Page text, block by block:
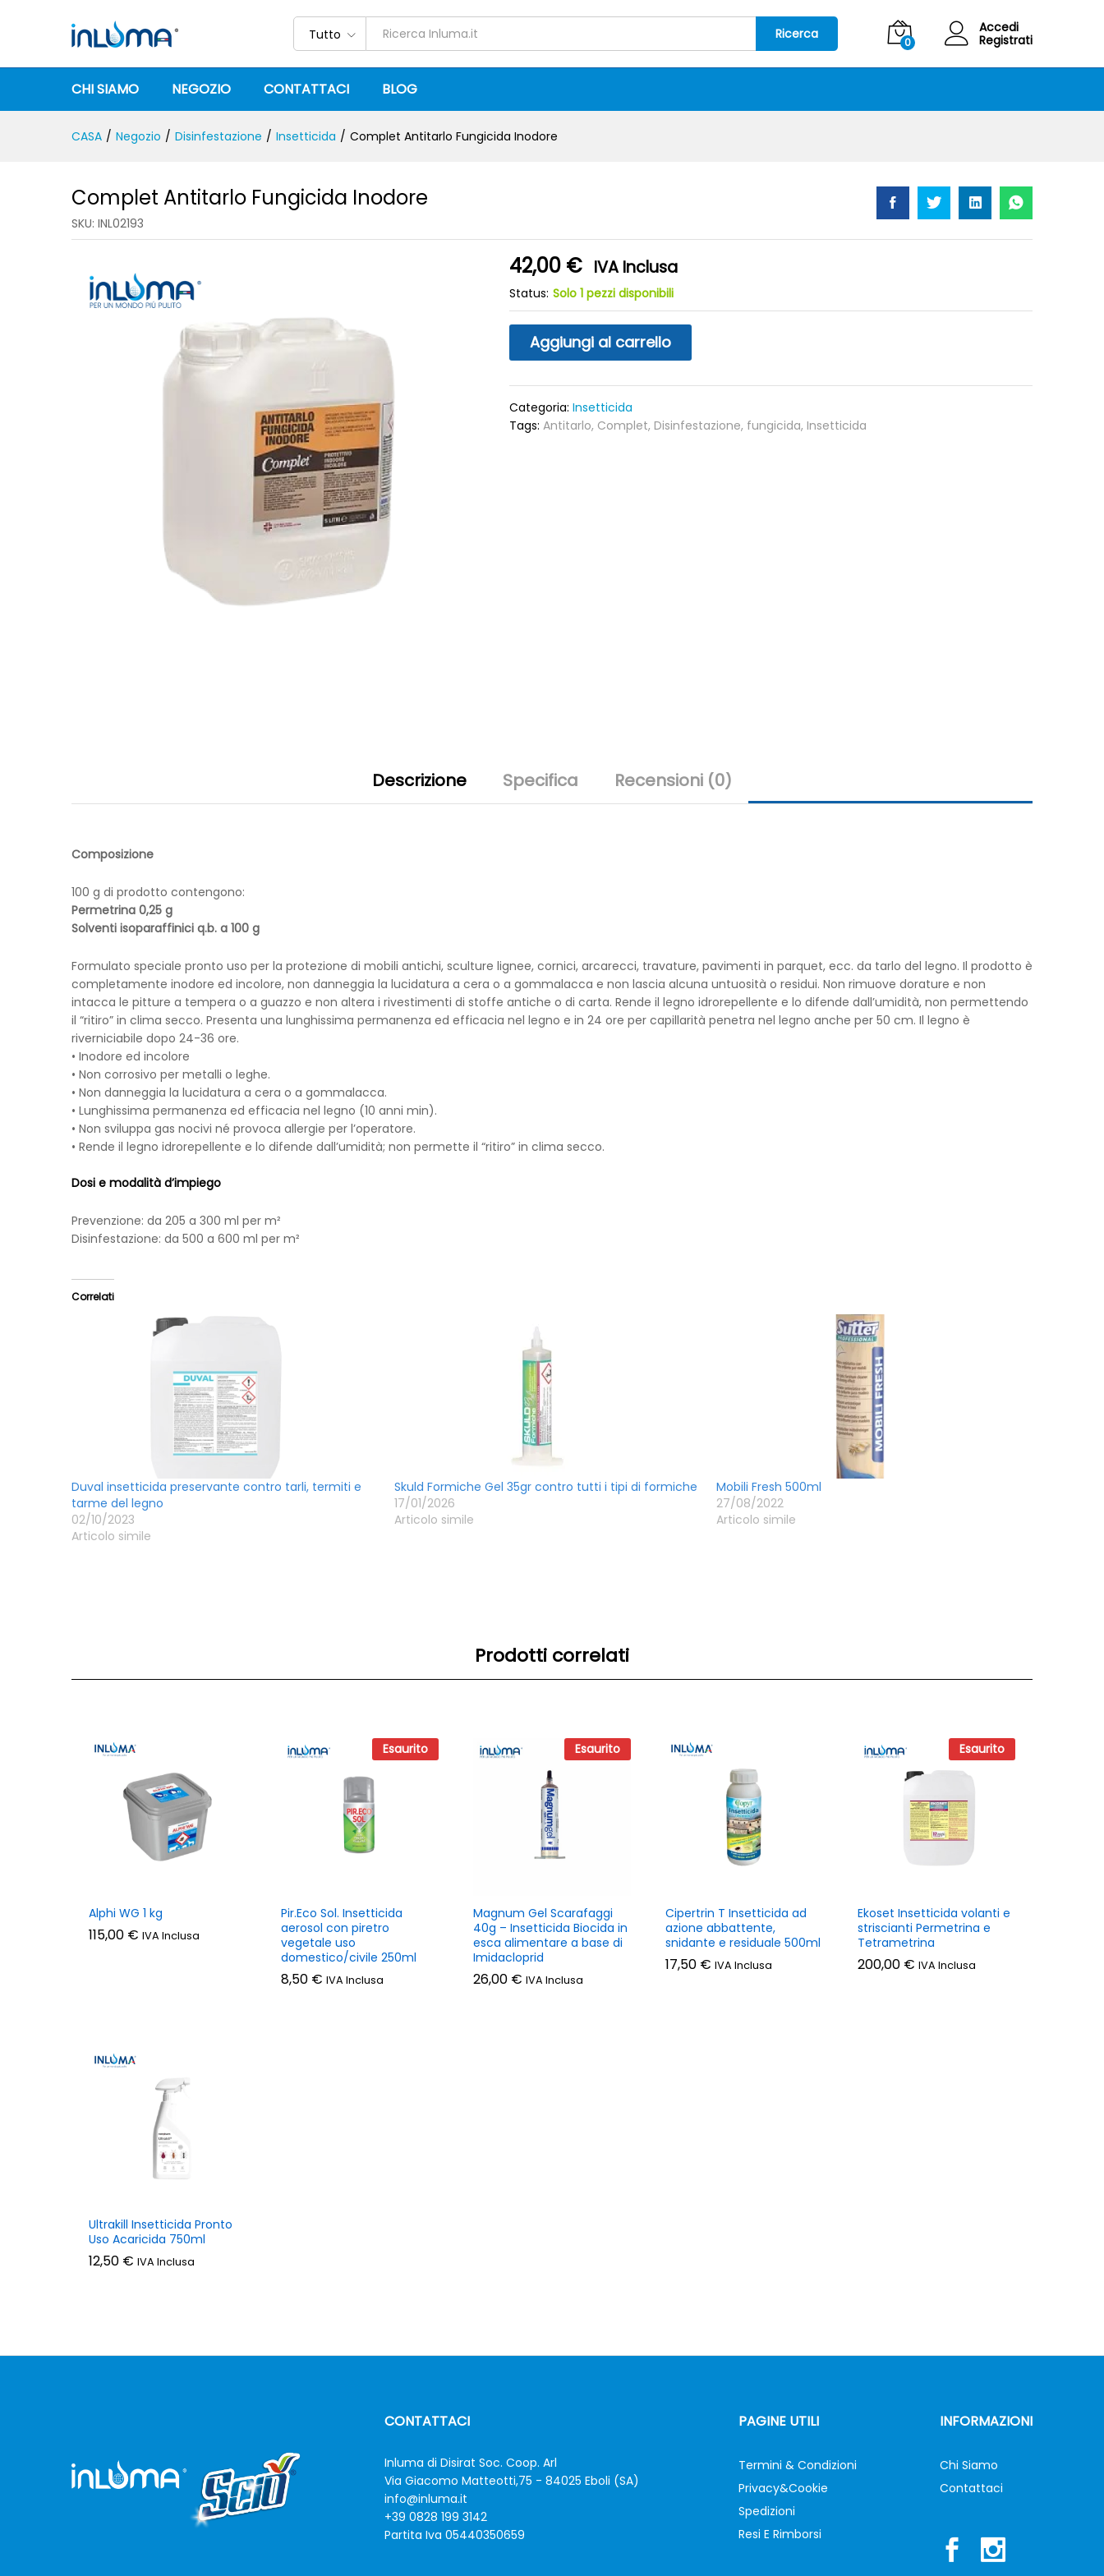
Tutto Ricerca
0
Accedi
Registrati
CHI SIAMO NEGOZIO CONTATTACI BLOG
CASA / Negozio / Disinfestazione / Insetticida / Complet Antitarlo Fungicida Inodore
Complet Antitarlo Fungicida Inodore
SKU: INL02193
42,00 € IVA Inclusa
Status: Solo 1 pezzi disponibili
Aggiungi al carrello
Categoria:Insetticida
Tags:Antitarlo, Complet,Disinfestazione, fungicida,Insetticida
Descrizione Specifica Recensioni (0)
Composizione
100 g di prodotto contengono:
Permetrina 0,25 g
Solventi isoparaffinici q.b. a 100 g
Formulato speciale pronto uso per la protezione di mobili antichi, sculture lignee, cornici, arcarecci, travature, pavimenti in parquet, ecc. da tarlo del legno. Il prodotto è
completamente inodore ed incolore, non danneggia la lucidatura a cera o a gommalacca e non lascia alcuna untuosità o residui. Non rimuove dorature e non
intacca le pitture a tempera o a guazzo e non altera i rivestimenti di stoffe antiche o di carta. Rende il legno idrorepellente e lo difende dall’umidità, non permettendo
il “ritiro” in clima secco. Presenta una lunghissima permanenza ed efficacia nel legno e in 24 ore per capillarità penetra nel legno anche per 50 cm. Il legno è
riverniciabile dopo 24-36 ore.
• Inodore ed incolore
• Non corrosivo per metalli o leghe.
• Non danneggia la lucidatura a cera o a gommalacca.
• Lunghissima permanenza ed efficacia nel legno (10 anni min).
• Non sviluppa gas nocivi né provoca allergie per l’operatore.
• Rende il legno idrorepellente e lo difende dall’umidità; non permette il “ritiro” in clima secco.
Dosi e modalità d’impiego
Prevenzione: da 205 a 300 ml per m²
Disinfestazione: da 500 a 600 ml per m²
Correlati
Duval insetticida preservante contro tarli, termiti e
tarme del legno
02/10/2023
Articolo simile
Skuld Formiche Gel 35gr contro tutti i tipi di formiche
17/01/2026
Articolo simile
Mobili Fresh 500ml
27/08/2022
Articolo simile
Prodotti correlati
Alphi WG 1 kg
115,00 € IVA Inclusa
Esaurito
Pir.Eco Sol. Insetticida
aerosol con piretro
vegetale uso
domestico/civile 250ml
8,50 € IVA Inclusa
Esaurito
Magnum Gel Scarafaggi
40g – Insetticida Biocida in
esca alimentare a base di
Imidacloprid
26,00 € IVA Inclusa
Cipertrin T Insetticida ad
azione abbattente,
snidante e residuale 500ml
17,50 € IVA Inclusa
Esaurito
Ekoset Insetticida volanti e
striscianti Permetrina e
Tetrametrina
200,00 € IVA Inclusa
Ultrakill Insetticida Pronto
Uso Acaricida 750ml
12,50 € IVA Inclusa
CONTATTACI
Inluma di Disirat Soc. Coop. Arl
Via Giacomo Matteotti,75 - 84025 Eboli (SA)
info@inluma.it
+39 0828 199 3142
Partita Iva 05440350659
PAGINE UTILI
Termini & Condizioni
Privacy&Cookie
Spedizioni
Resi E Rimborsi
INFORMAZIONI
Chi Siamo
Contattaci
Descrizione 42,00€ IVA Inclusa